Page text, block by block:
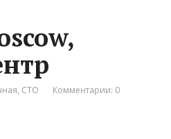
, СТО Комментарии: 0